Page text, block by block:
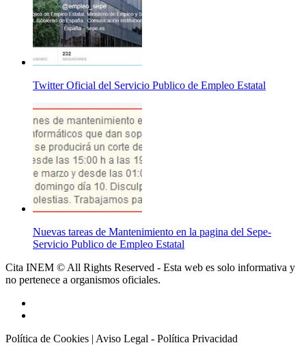
Twitter Oficial del Servicio Publico de Empleo Estatal
Nuevas tareas de Mantenimiento en la pagina del Sepe-
Servicio Publico de Empleo Estatal
Cita INEM © All Rights Reserved - Esta web es solo informativa y
no pertenece a organismos oficiales.
Política de Cookies | Aviso Legal - Política Privacidad